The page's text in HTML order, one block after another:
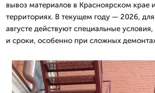
вывоз материалов в Красноярском крае
территориях. В текущем году — 2026, для
августе действуют специальные
и сроки, особенно при сложных